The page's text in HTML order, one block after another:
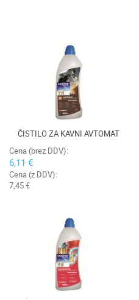
ČISTILO ZA KAVNI AVTOMAT
Cena (brez DDV):
6,11 €
Cena (z DDV):
7,45 €